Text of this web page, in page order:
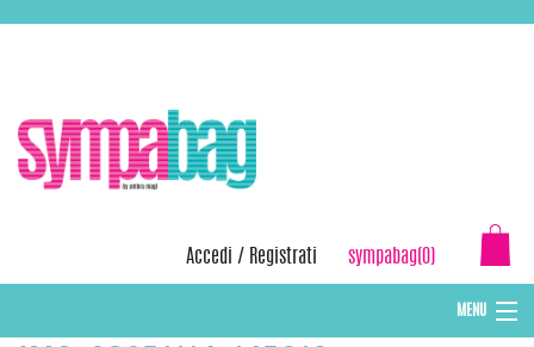
Accedi / Registrati sympabag(0)
MENU